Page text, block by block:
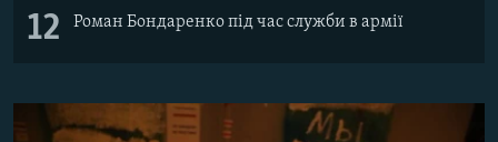
12 Роман Бондаренко під час служби в армії